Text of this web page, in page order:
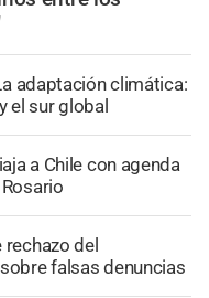
adaptación climática:
el sur global
a Chile con agenda
del
falsas denuncias